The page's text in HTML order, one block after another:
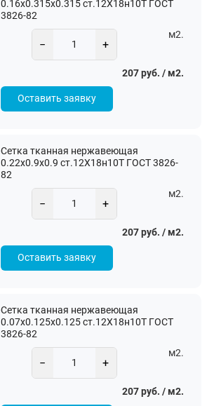
0.16х0.315х0.315 ст.12Х18н10Т ГОСТ
3826-82
− +
м2.
207 руб. / м2.
Оставить заявку
Сетка тканная нержавеющая
0.22х0.9х0.9 ст.12Х18н10Т ГОСТ 3826-
82
− +
м2.
207 руб. / м2.
Оставить заявку
Сетка тканная нержавеющая
0.07х0.125х0.125 ст.12Х18н10Т ГОСТ
3826-82
− +
м2.
207 руб. / м2.